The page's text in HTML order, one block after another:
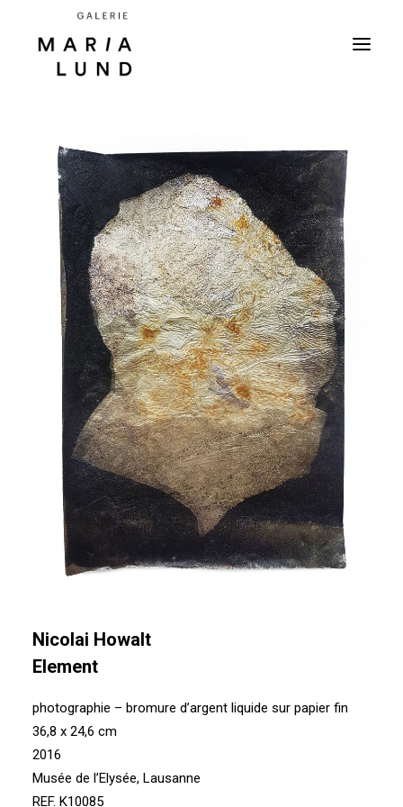
Nicolai Howalt
Element
photographie – bromure d’argent liquide sur papier fin
36,8 x 24,6 cm
2016
Musée de l’Elysée, Lausanne
REF. K10085